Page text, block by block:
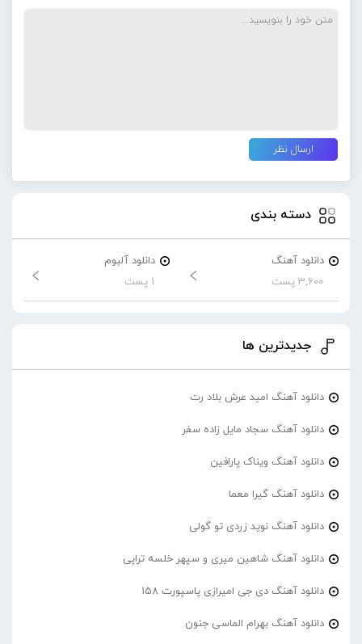
دسته بندی
دانلود آهنگ
3,600 پست
دانلود آلبوم
1 پست
جدیدترین ها
دانلود آهنگ امید عرش بلاد رت
دانلود آهنگ سجاد مایل زاده سفر
دانلود آهنگ ویناک پارافین
دانلود آهنگ گیرا معما
دانلود آهنگ نوید زردی تو گولی
دانلود آهنگ شاهین میری و سپهر خلسه تراپی
دانلود آهنگ دی جی امیرازی پاسپورت 158
دانلود آهنگ بهرام الماسی جنون